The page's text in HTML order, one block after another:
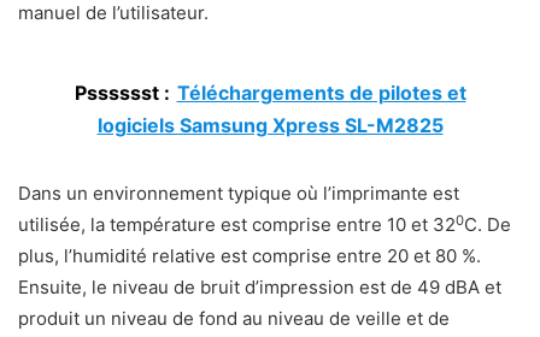
manuel de l’utilisateur.
Psssssst : Téléchargements de pilotes et
logiciels Samsung Xpress SL-M2825
Dans un environnement typique où l’imprimante est
utilisée, la température est comprise entre 10 et 320C. De
plus, l’humidité relative est comprise entre 20 et 80 %.
Ensuite, le niveau de bruit d’impression est de 49 dBA et
produit un niveau de fond au niveau de veille et de